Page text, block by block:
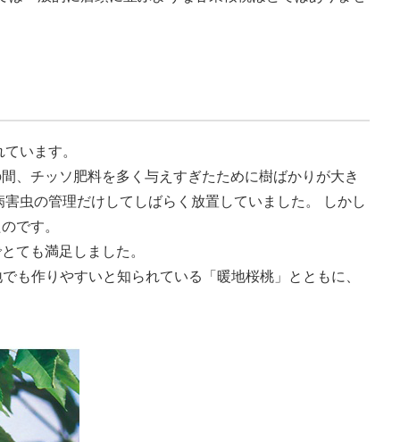
います。
、チッソ肥料を多く与えすぎたために樹ばかりが大き
虫の管理だけしてしばらく放置していました。 しかし
です。
ても満足しました。
も作りやすいと知られている「暖地桜桃」とともに、